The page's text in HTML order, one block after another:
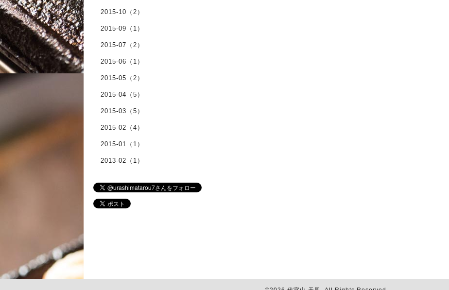
2015-10（2）
2015-09（1）
2015-07（2）
2015-06（1）
2015-05（2）
2015-04（5）
2015-03（5）
2015-02（4）
2015-01（1）
2013-02（1）